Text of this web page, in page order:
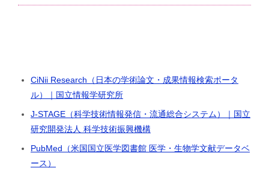
CiNii Research（日本の学術論文・成果情報検索ポータ
ル）｜国立情報学研究所
J-STAGE（科学技術情報発信・流通総合システム）｜国立
研究開発法人 科学技術振興機構
PubMed（米国国立医学図書館 医学・生物学文献データベ
ース）